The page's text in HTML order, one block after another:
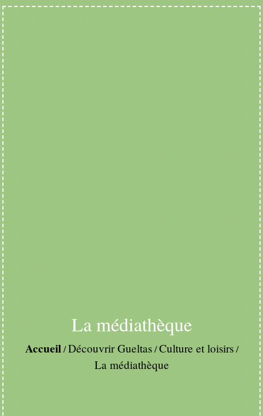
La médiathèque
Accueil /Découvrir Gueltas/Culture et loisirs/
La médiathèque